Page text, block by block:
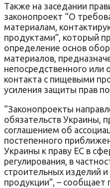
Также на заседании
законопроект “О
материалам,
продуктами”, который
определение основ
материалов,
непосредственного или
контакта с пищевыми
усиления защиты прав
“Законопроекты
обязательств Украины,
соглашением об
постепенного
Украины к праву ЕС в
регулирования, в
строительных изделий и
продукции”, – сообщает